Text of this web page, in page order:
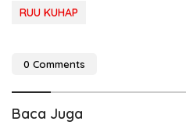
RUU KUHAP
0 Comments
Baca Juga